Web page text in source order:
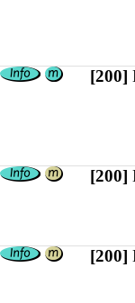
[200]
[200]
[200]